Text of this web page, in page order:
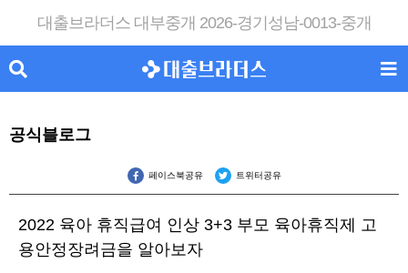
대출브라더스 대부중개 2026-경기성남-0013-중개
공식블로그
페이스북공유 트위터공유
2022 육아 휴직급여 인상 3+3 부모 육아휴직제 고
용안정장려금을 알아보자